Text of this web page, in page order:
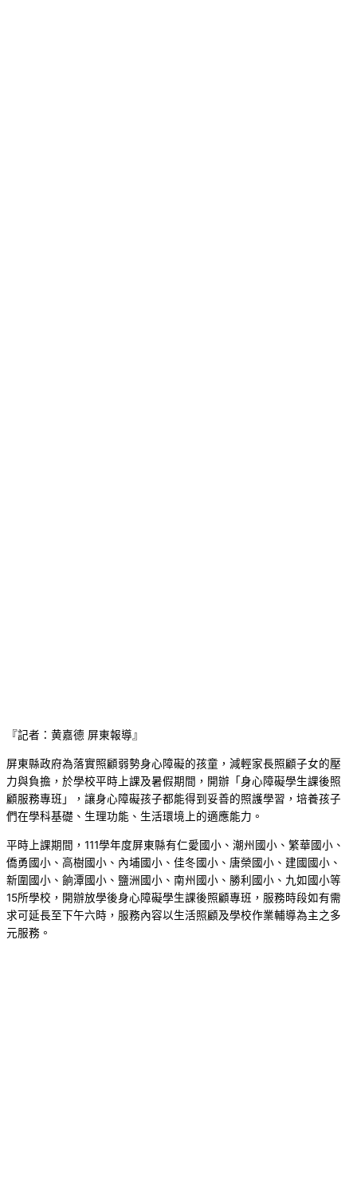
『記者：黄嘉德 屏東報導』
屏東縣政府為落實照顧弱勢身心障礙的孩童，減輕家長照顧子女的壓
力與負擔，於學校平時上課及暑假期間，開辦「身心障礙學生課後照
顧服務專班」，讓身心障礙孩子都能得到妥善的照護學習，培養孩子
們在學科基礎、生理功能、生活環境上的適應能力。
平時上課期間，111學年度屏東縣有仁愛國小、潮州國小、繁華國小、
僑勇國小、高樹國小、內埔國小、佳冬國小、唐榮國小、建國國小、
新圍國小、餉潭國小、鹽洲國小、南州國小、勝利國小、九如國小等
15所學校，開辦放學後身心障礙學生課後照顧專班，服務時段如有需
求可延長至下午六時，服務內容以生活照顧及學校作業輔導為主之多
元服務。